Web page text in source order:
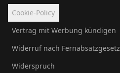
Cookie-Policy
Vertrag mit Werbung kündigen
Widerruf nach Fernabsatzgesetz
Widerspruch